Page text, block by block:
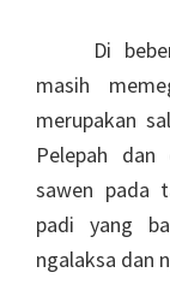
Di
masih
merupakan
Pelepah
sawen pada
padi yang
ngalaksa dan